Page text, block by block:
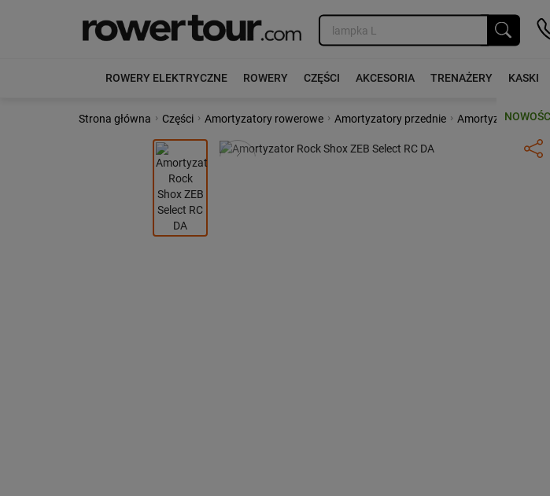
ROWERY ELEKTRYCZNE ROWERY CZĘŚCI AKCESORIA TRENAŻERY KASKI
Strona główna › Części › Amortyzatory rowerowe › Amortyzatory przednie › Amortyzator
Poprzedni